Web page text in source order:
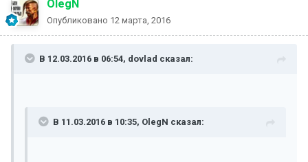
OlegN
Опубликовано 12 марта, 2016
В 12.03.2016 в 06:54, dovlad сказал:
В 11.03.2016 в 10:35, OlegN сказал: